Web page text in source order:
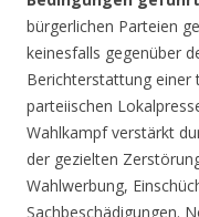
bürgerlichen Parteien
keinesfalls gegenüber
Berichterstattung einer
parteiischen
Wahlkampf verstärkt
der gezielten
Wahlwerbung,
Sachbeschädigungen.